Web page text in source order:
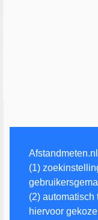
(1)
(2)
hiervoor